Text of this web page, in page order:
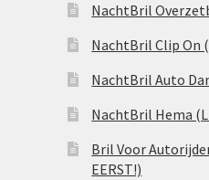
NachtBril
NachtBril Clip On
NachtBril Auto
NachtBril Hema
Bril Voor
EERST!)